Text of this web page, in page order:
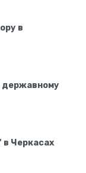
в
державному
в Черкасах